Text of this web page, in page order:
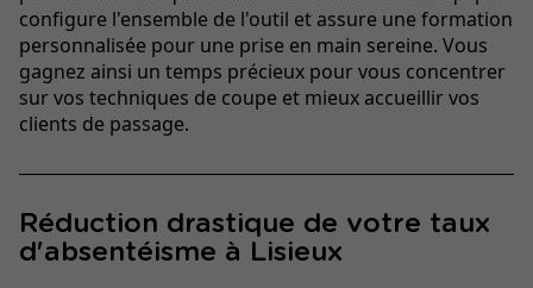
configure l'ensemble de l'outil et assure une formation
personnalisée pour une prise en main sereine. Vous
gagnez ainsi un temps précieux pour vous concentrer
sur vos techniques de coupe et mieux accueillir vos
clients de passage.
Réduction drastique de votre taux
d'absentéisme à Lisieux